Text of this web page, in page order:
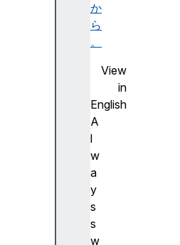
か
ら
。
View
in
English
A
l
w
a
y
s
s
w